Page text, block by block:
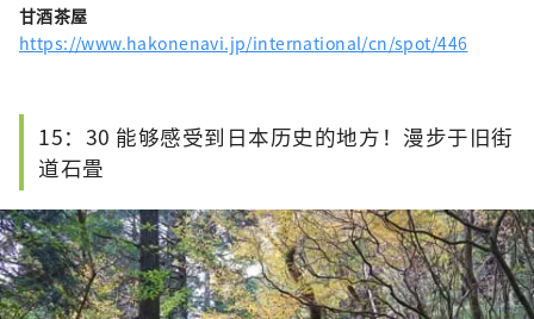
甘酒茶屋
https://www.hakonenavi.jp/international/cn/spot/446
15：30 能够感受到日本历史的地方！漫步于旧街
道石畳